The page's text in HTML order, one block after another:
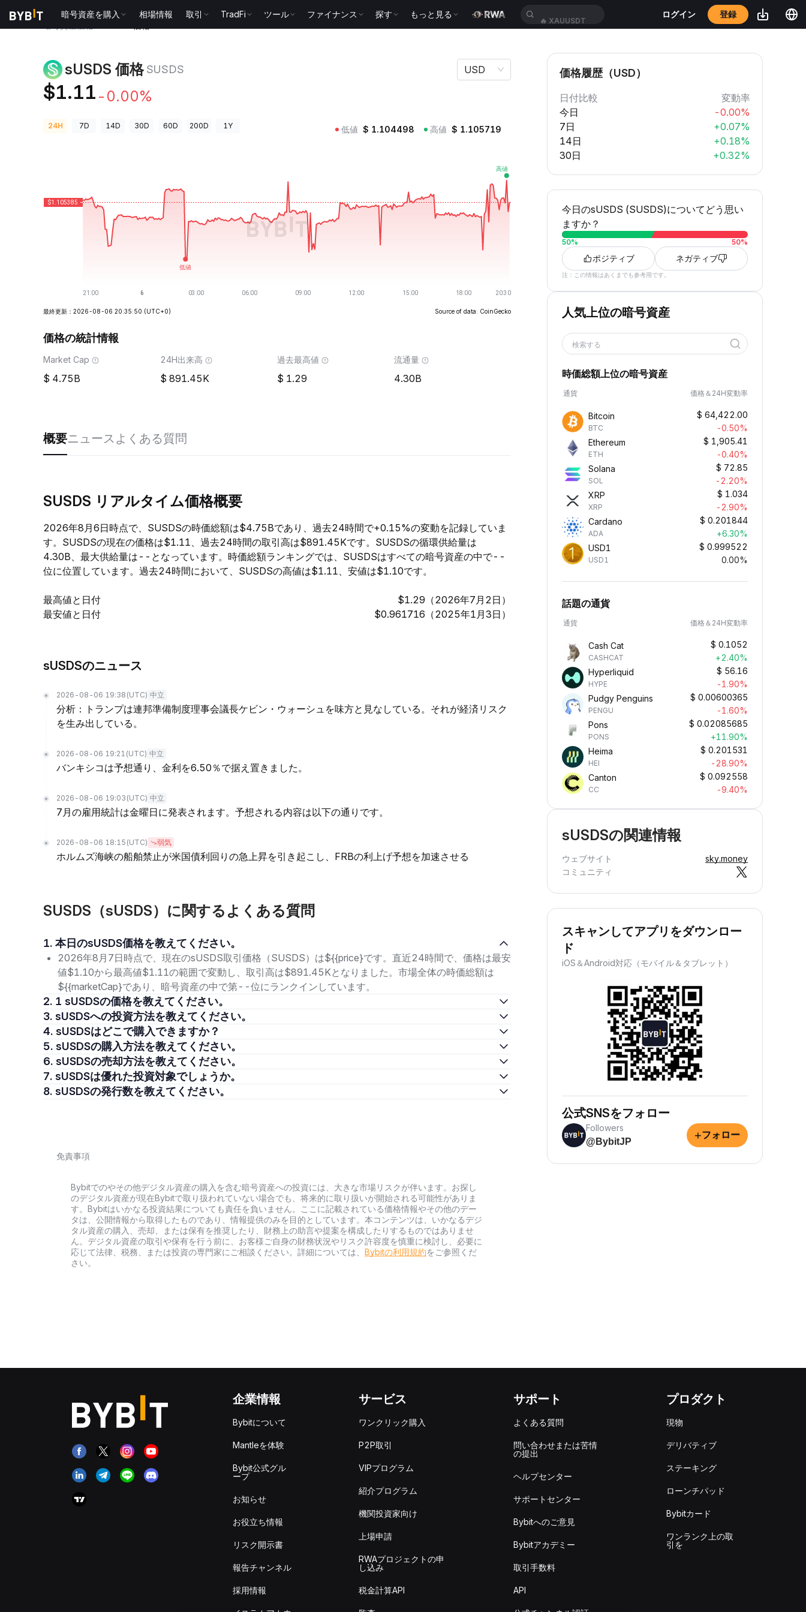
暗号資産を購入 相場情報 取引 TradFi ツール ファイナンス 探す もっと見る ログイン 登録
sUSDS 価格 SUSDS
$1.11 -0.00%
USD
24H 7D 14D 30D 60D 200D 1Y 低値 $ 1.104498 高値 $ 1.105719
最終更新：2026-08-06 20:35:50 (UTC+0) Source of data: CoinGecko
価格の統計情報
Market Cap
4.75B
24H出来高
891.45K
過去最高値
1.29
流通量
4.30B
概要ニュースよくある質問
SUSDS リアルタイム価格概要
2026年8月6日時点で、SUSDSの時価総額は$4.75Bであり、過去24時間で+0.15%の変動を記録していま
す。SUSDSの現在の価格は$1.11、過去24時間の取引高は$891.45Kです。SUSDSの循環供給量は
4.30B、最大供給量は--となっています。時価総額ランキングでは、SUSDSはすべての暗号資産の中で--
位に位置しています。過去24時間において、SUSDSの高値は$1.11、安値は$1.10です。
最高値と日付
$1.29（2026年7月2日）
最安値と日付
$0.961716（2025年1月3日）
sUSDSのニュース
2026-08-06 19:38 (UTC) 中立
分析：トランプは連邦準備制度理事会議長ケビン・ウォーシュを味方と見なしている。それが経済リスク
を生み出している。
2026-08-06 19:21 (UTC) 中立
バンキシコは予想通り、金利を6.50％で据え置きました。
2026-08-06 19:03 (UTC) 中立
7月の雇用統計は金曜日に発表されます。予想される内容は以下の通りです。
2026-08-06 18:15 (UTC) 弱気
ホルムズ海峡の船舶禁止が米国債利回りの急上昇を引き起こし、FRBの利上げ予想を加速させる
SUSDS（sUSDS）に関するよくある質問
1. 本日のsUSDS価格を教えてください。
2026年8月7日時点で、現在のsUSDS取引価格（SUSDS）は${{price}です。直近24時間で、価格は最安
値$1.10から最高値$1.11の範囲で変動し、取引高は$891.45Kとなりました。市場全体の時価総額は
${{marketCap}であり、暗号資産の中で第--位にランクインしています。
2. 1 sUSDSの価格を教えてください。
3. sUSDSへの投資方法を教えてください。
4. sUSDSはどこで購入できますか？
5. sUSDSの購入方法を教えてください。
6. sUSDSの売却方法を教えてください。
7. sUSDSは優れた投資対象でしょうか。
8. sUSDSの発行数を教えてください。
免責事項
Bybitでのやその他デジタル資産の購入を含む暗号資産への投資には、大きな市場リスクが伴います。お探し
のデジタル資産が現在Bybitで取り扱われていない場合でも、将来的に取り扱いが開始される可能性がありま
す。Bybitはいかなる投資結果についても責任を負いません。ここに記載されている価格情報やその他のデー
タは、公開情報から取得したものであり、情報提供のみを目的としています。本コンテンツは、いかなるデジ
タル資産の購入、売却、または保有を推奨したり、財務上の助言や提案を構成したりするものではありませ
ん。デジタル資産の取引や保有を行う前に、お客様ご自身の財務状況やリスク許容度を慎重に検討し、必要に
応じて法律、税務、または投資の専門家にご相談ください。詳細については、 Bybitの利用規約をご参照くだ
さい。
価格履歴（USD）
日付比較
変動率
今日
-0.00%
7日
+0.07%
14日
+0.18%
30日
+0.32%
今日のsUSDS (SUSDS)についてどう思い
ますか？
50% 50%
ポジティブ ネガティブ
注：この情報はあくまでも参考用です。
人気上位の暗号資産
検索する
時価総額上位の暗号資産
通貨 価格＆24H変動率
Bitcoin
BTC
$ 64,422.00
-0.50%
Ethereum
ETH
$ 1,905.41
-0.40%
Solana
SOL
$ 72.85
-2.20%
XRP
XRP
$ 1.034
-2.90%
Cardano
ADA
$ 0.201844
+6.30%
USD1
USD1
$ 0.999522
0.00%
話題の通貨
通貨 価格＆24H変動率
Cash Cat
CASHCAT
$ 0.1052
+2.40%
Hyperliquid
HYPE
$ 56.16
-1.90%
Pudgy Penguins
PENGU
$ 0.00600365
-1.60%
Pons
PONS
$ 0.02085685
+11.90%
Heima
HEI
$ 0.201531
-28.90%
Canton
CC
$ 0.092558
-9.40%
sUSDSの関連情報
ウェブサイト
sky.money
コミュニティ
スキャンしてアプリをダウンロー
ド
iOS＆Android対応（モバイル＆タブレット）
公式SNSをフォロー
Followers
@BybitJP
+フォロー
企業情報
Bybitについて
Mantleを体験
Bybit公式グル
ープ
お知らせ
お役立ち情報
リスク開示書
報告チャンネル
採用情報
サービス
ワンクリック購入
P2P取引
VIPプログラム
紹介プログラム
機関投資家向け
上場申請
RWAプロジェクトの申
し込み
税金計算API
サポート
よくある質問
問い合わせまたは苦情
の提出
ヘルプセンター
サポートセンター
Bybitへのご意見
Bybitアカデミー
取引手数料
API
プロダクト
現物
デリバティブ
ステーキング
ローンチパッド
Bybitカード
ワンランク上の取
引を